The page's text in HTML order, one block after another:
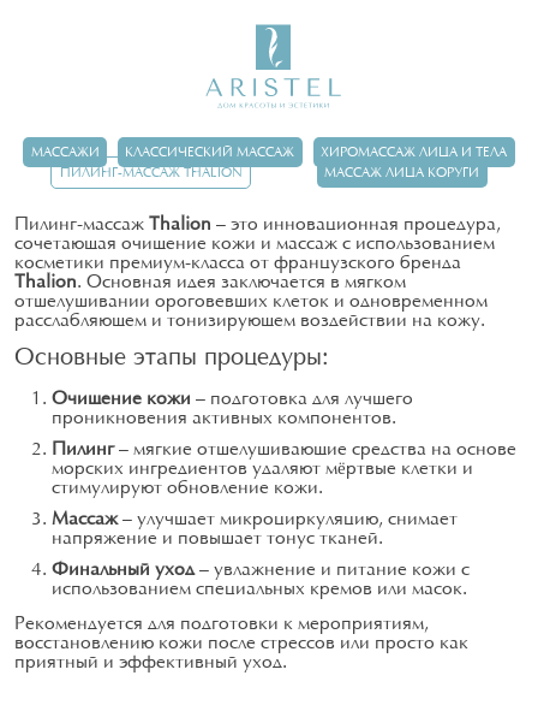
МАCCАЖИ КЛАССИЧЕСКИЙ МАССАЖ
ХИРОМАССАЖ ЛИЦА И ТЕЛА
ПИЛИНГ-МАССАЖ THALION
МАССАЖ ЛИЦА КОРУГИ
Пилинг-массаж THALION
Пилинг-массаж Thalion — это инновационная процедура,
сочетающая очищение кожи и массаж с использованием
косметики премиум-класса от французского бренда
Thalion. Основная идея заключается в мягком
отшелушивании ороговевших клеток и одновременном
расслабляющем и тонизирующем воздействии на кожу.
Основные этапы процедуры:
Очищение кожи — подготовка для лучшего
проникновения активных компонентов.
Пилинг— мягкие отшелушивающие средства на основе
морских ингредиентов удаляют мёртвые клетки и
стимулируют обновление кожи.
Массаж— улучшает микроциркуляцию, снимает
напряжение и повышает тонус тканей.
Финальный уход— увлажнение и питание кожи с
использованием специальных кремов или масок.
Рекомендуется для подготовки к мероприятиям,
восстановлению кожи после стрессов или просто как
приятный и эффективный уход.